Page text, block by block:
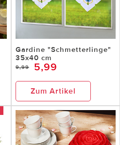
Gardine "Schmetterlinge"
35x40 cm
9,99 5,99
Zum Artikel